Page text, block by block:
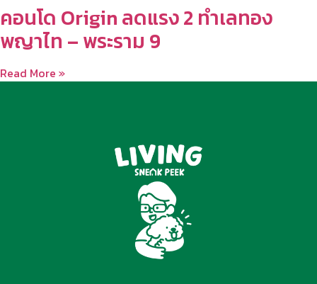
คอนโด Origin ลดแรง 2 ทำเลทอง
พญาไท – พระราม 9
Read More »